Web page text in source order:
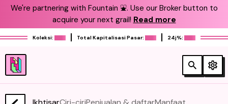
We're partnering with Fountain ⛲️. Use our Broker button to
acquire your next grail! Read more
Koleksi: Total Kapitalisasi Pasar: 24j%: